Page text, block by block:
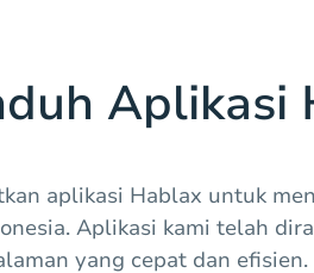
Aplikasi
aplikasi Hablax untuk
Aplikasi kami telah
yang cepat dan efisien.